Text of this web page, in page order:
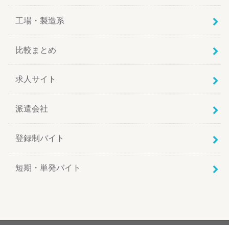
工場・製造系
比較まとめ
求人サイト
派遣会社
登録制バイト
短期・単発バイト